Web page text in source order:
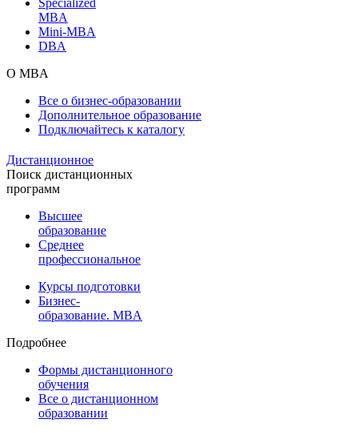
MBA
Mini-MBA
DBA
О MBA
Все о бизнес-образовании
Дополнительное образование
Подключайтесь к каталогу
Дистанционное
Поиск дистанционных
программ
Высшее
образование
Среднее
профессиональное
Курсы подготовки
Бизнес-
образование. MBA
Подробнее
Формы дистанционного
обучения
Все о дистанционном
образовании